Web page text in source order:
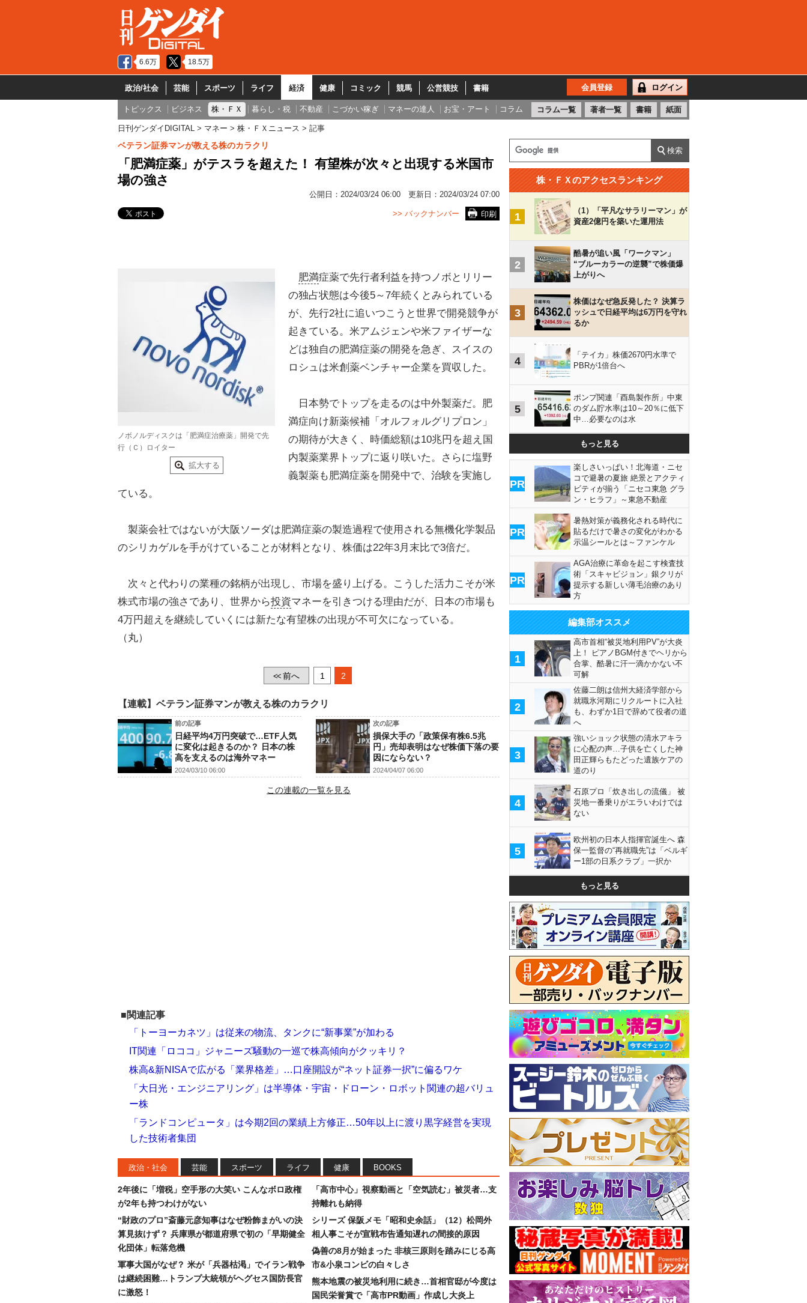
6.6万 18.5万
政治/社会 芸能 スポーツ ライフ 経済 健康 コミック 競馬 公営競技 書籍 会員登録 ログイン
トピックス ビジネス 株・ＦＸ 暮らし・税 不動産 こづかい稼ぎ マネーの達人 お宝・アート コラム コラム一覧 著者一覧 書籍 紙面
日刊ゲンダイDIGITAL マネー 株・ＦＸニュース 記事
ベテラン証券マンが教える株のカラクリ
「肥満症薬」がテスラを超えた！ 有望株が次々と出現する米国市
場の強さ
公開日： 2024/03/24 06:00 更新日： 2024/03/24 07:00
印刷
>> バックナンバー
ノボノルディスクは「肥満症治療薬」開発で先
行（Ｃ）ロイター
拡大する
肥満症薬で先行者利益を持つノボとリリー
の独占状態は今後5～7年続くとみられている
が、先行2社に追いつこうと世界で開発競争が
起きている。米アムジェンや米ファイザーな
どは独自の肥満症薬の開発を急ぎ、スイスの
ロシュは米創薬ベンチャー企業を買収した。
日本勢でトップを走るのは中外製薬だ。肥
満症向け新薬候補「オルフォルグリプロン」
の期待が大きく、時価総額は10兆円を超え国
内製薬業界トップに返り咲いた。さらに塩野
義製薬も肥満症薬を開発中で、治験を実施し
ている。
製薬会社ではないが大阪ソーダは肥満症薬の製造過程で使用される無機化学製品
のシリカゲルを手がけていることが材料となり、株価は22年3月末比で3倍だ。
次々と代わりの業種の銘柄が出現し、市場を盛り上げる。こうした活力こそが米
株式市場の強さであり、世界から投資マネーを引きつける理由だが、日本の市場も
4万円超えを継続していくには新たな有望株の出現が不可欠になっている。
（丸）
<<前へ 1 2
【連載】ベテラン証券マンが教える株のカラクリ
前の記事
日経平均4万円突破で…ETF人気
に変化は起きるのか？ 日本の株
高を支えるのは海外マネー
2024/03/10 06:00
次の記事
損保大手の「政策保有株6.5兆
円」売却表明はなぜ株価下落の要
因にならない？
2024/04/07 06:00
この連載の一覧を見る
■関連記事
「トーヨーカネツ」は従来の物流、タンクに“新事業”が加わる
IT関連「ロココ」ジャニーズ騒動の一巡で株高傾向がクッキリ？
株高&新NISAで広がる「業界格差」…口座開設が“ネット証券一択”に偏るワケ
「大日光・エンジニアリング」は半導体・宇宙・ドローン・ロボット関連の超バリュ
ー株
「ランドコンピュータ」は今期2回の業績上方修正…50年以上に渡り黒字経営を実現
した技術者集団
政治・社会 芸能 スポーツ ライフ 健康 BOOKS
2年後に「増税」空手形の大笑い こんなボロ政権
が2年も持つわけがない
“財政のプロ”斎藤元彦知事はなぜ粉飾まがいの決
算見抜けず？ 兵庫県が都道府県で初の「早期健全
化団体」転落危機
軍事大国がなぜ？ 米が「兵器枯渇」でイラン戦争
は継続困難…トランプ大統領がヘグセス国防長官
に激怒！
「高市中心」視察動画と「空気読む」被災者…支
持離れも納得
シリーズ 保阪メモ「昭和史余話」（12）松岡外
相人事こそが宣戦布告通知遅れの間接的原因
偽善の8月が始まった 非核三原則を踏みにじる高
市&小泉コンビの白々しさ
熊本地震の被災地利用に続き…首相官邸が今度は
国民栄誉賞で「高市PR動画」作成し大炎上
株・ＦＸのアクセスランキング
1
（1）「平凡なサラリーマン」が
資産2億円を築いた運用法
2
酷暑が追い風「ワークマン」
“ブルーカラーの逆襲”で株価爆
上がりへ
3
株価はなぜ急反発した？ 決算ラ
ッシュで日経平均は6万円を守れ
るか
4
「テイカ」株価2670円水準で
PBRが1倍台へ
5
ポンプ関連「酉島製作所」中東
のダム貯水率は10～20％に低下
中…必要なのは水
もっと見る
PR
楽しさいっぱい！北海道・ニセ
コで避暑の夏旅 絶景とアクティ
ビティが揃う「ニセコ東急 グラ
ン・ヒラフ」～東急不動産
PR
暑熱対策が義務化される時代に
貼るだけで暑さの変化がわかる
示温シールとは～ファンケル
PR
AGA治療に革命を起こす検査技
術「スキャビジョン」銀クリが
提示する新しい薄毛治療のあり
方
編集部オススメ
1
高市首相“被災地利用PV”が大炎
上！ ピアノBGM付きでヘリから
合掌、酷暑に汗一滴かかない不
可解
2
佐藤二朗は信州大経済学部から
就職氷河期にリクルートに入社
も、わずか1日で辞めて役者の道
へ
3
強いショック状態の清水アキラ
に心配の声…子供を亡くした神
田正輝らもたどった遺族ケアの
道のり
4
石原プロ「炊き出しの流儀」 被
災地一番乗りがエラいわけでは
ない
5
欧州初の日本人指揮官誕生へ 森
保一監督の“再就職先”は「ベルギ
ー1部の日系クラブ」一択か
もっと見る